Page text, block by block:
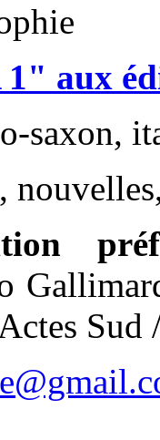
aux
saxon,
Sud